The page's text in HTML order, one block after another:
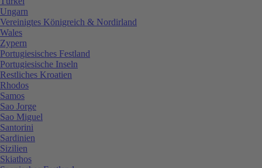
Ungarn
Vereinigtes Königreich & Nordirland
Wales
Zypern
Portugiesisches Festland
Portugiesische Inseln
Restliches Kroatien
Rhodos
Samos
Sao Jorge
Sao Miguel
Santorini
Sardinien
Sizilien
Skiathos